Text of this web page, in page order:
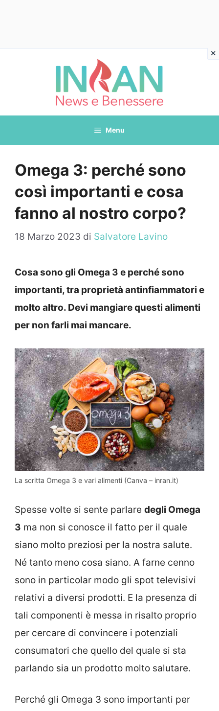
Menu
Omega 3: perché sono
così importanti e cosa
fanno al nostro corpo?
18 Marzo 2023 di Salvatore Lavino
Cosa sono gli Omega 3 e perché sono
importanti, tra proprietà antinfiammatori e
molto altro. Devi mangiare questi alimenti
per non farli mai mancare.
La scritta Omega 3 e vari alimenti (Canva – inran.it)
Spesse volte si sente parlare degli Omega
3 ma non si conosce il fatto per il quale
siano molto preziosi per la nostra salute.
Né tanto meno cosa siano. A farne cenno
sono in particolar modo gli spot televisivi
relativi a diversi prodotti. E la presenza di
tali componenti è messa in risalto proprio
per cercare di convincere i potenziali
consumatori che quello del quale si sta
parlando sia un prodotto molto salutare.
Perché gli Omega 3 sono importanti per